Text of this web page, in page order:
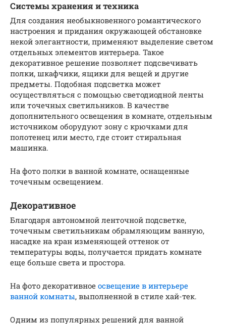
Системы хранения и техника
Для создания необыкновенного романтического
настроения и придания окружающей обстановке
некой элегантности, применяют выделение светом
отдельных элементов интерьера. Такое
декоративное решение позволяет подсвечивать
полки, шкафчики, ящики для вещей и другие
предметы. Подобная подсветка может
осуществляться с помощью светодиодной ленты
или точечных светильников. В качестве
дополнительного освещения в комнате, отдельным
источником оборудуют зону с крючками для
полотенец или место, где стоит стиральная
машинка.
На фото полки в ванной комнате, оснащенные
точечным освещением.
Декоративное
Благодаря автономной ленточной подсветке,
точечным светильникам обрамляющим ванную,
насадке на кран изменяющей оттенок от
температуры воды, получается придать комнате
еще больше света и простора.
На фото декоративное освещение в интерьере
ванной комнаты, выполненной в стиле хай-тек.
Одним из популярных решений для ванной